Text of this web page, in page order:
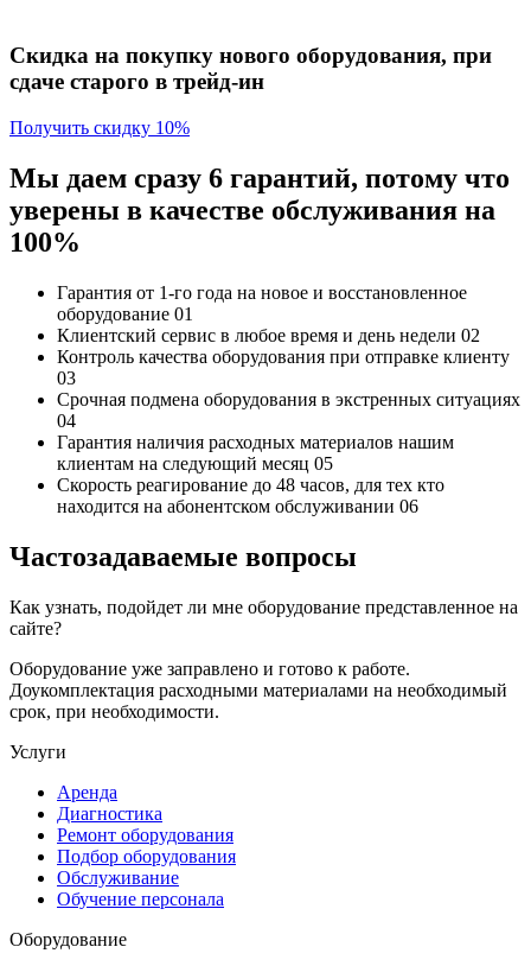
Скидка на покупку нового оборудования, при
сдаче старого в трейд-ин
Получить скидку 10%
Мы даем сразу 6 гарантий, потому что
уверены в качестве обслуживания на
100%
Гарантия от 1-го года на новое и восстановленное
оборудование 01
Клиентский сервис в любое время и день недели 02
Контроль качества оборудования при отправке клиенту
03
Срочная подмена оборудования в экстренных ситуациях
04
Гарантия наличия расходных материалов нашим
клиентам на следующий месяц 05
Скорость реагирование до 48 часов, для тех кто
находится на абонентском обслуживании 06
Частозадаваемые вопросы
Как узнать, подойдет ли мне оборудование представленное на
сайте?
Оборудование уже заправлено и готово к работе.
Доукомплектация расходными материалами на необходимый
срок, при необходимости.
Услуги
Аренда
Диагностика
Ремонт оборудования
Подбор оборудования
Обслуживание
Обучение персонала
Оборудование